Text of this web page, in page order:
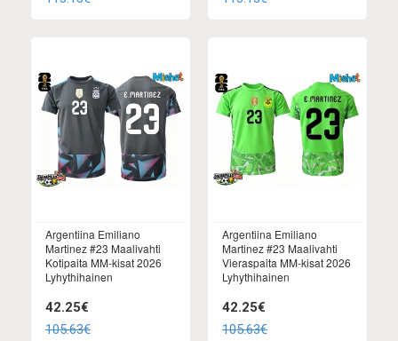
Argentiina Emiliano
Martinez #23 Maalivahti
Kotipaita MM-kisat 2026
Lyhythihainen
42.25€
105.63€
Argentiina Emiliano
Martinez #23 Maalivahti
Vieraspaita MM-kisat 2026
Lyhythihainen
42.25€
105.63€